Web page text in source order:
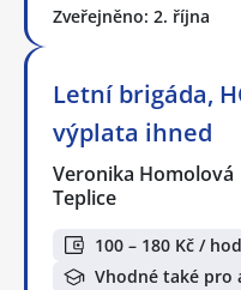
Zveřejněno: 2. října
Letní brigáda,
výplata ihned
Veronika Homolová
Teplice
100 – 180 Kč / hod
Vhodné také pro